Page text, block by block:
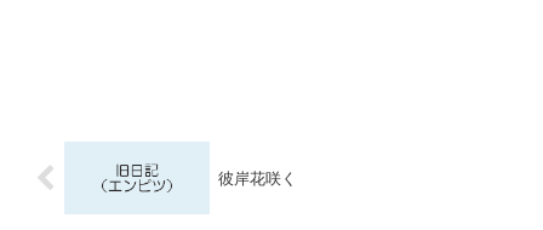
彼岸花咲く